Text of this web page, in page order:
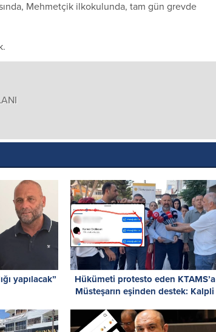
Mehmetçik ilkokulunda, tam gün grevde
yapılacak”
Hükümeti protesto eden KTAMS’a
Müsteşarın eşinden destek: Kalpli